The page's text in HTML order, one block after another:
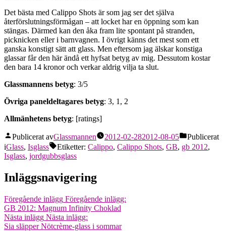
Det bästa med Calippo Shots är som jag ser det själva
återförslutningsförmågan – att locket har en öppning som kan
stängas. Därmed kan den åka fram lite spontant på stranden,
picknicken eller i barnvagnen. I övrigt känns det mest som ett
ganska konstigt sätt att glass. Men eftersom jag älskar konstiga
glassar får den här ändå ett hyfsat betyg av mig. Dessutom kostar
den bara 14 kronor och verkar aldrig vilja ta slut.
Glassmannens betyg: 3/5
Övriga paneldeltagares betyg: 3, 1, 2
Allmänhetens betyg: [ratings]
Publicerat avGlassmannen 2012-02-282012-08-05
Publicerat
iGlass, Isglass Etiketter: Calippo, Calippo Shots, GB, gb 2012,
Isglass, jordgubbsglass
Inläggsnavigering
Föregående inlägg Föregående inlägg:
GB 2012: Magnum Infinity Choklad
Nästa inlägg Nästa inlägg:
Sia släpper Nötcrème-glass i sommar